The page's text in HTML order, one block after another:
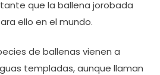
que la ballena jorobada
ello en el mundo.
de ballenas vienen a
templadas, aunque llaman